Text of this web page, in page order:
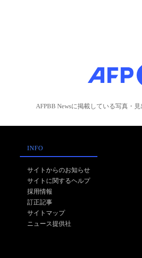
AFPBB Newsに掲載している写真・
INFO
サイトからのお知らせ
サイトに関するヘルプ
採用情報
訂正記事
サイトマップ
ニュース提供社